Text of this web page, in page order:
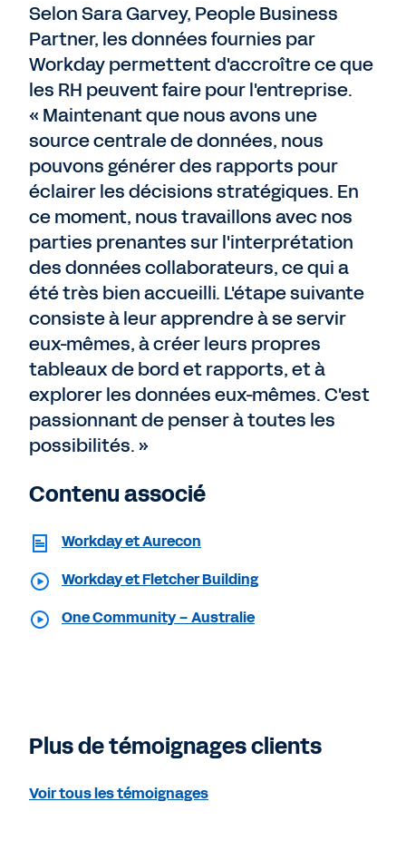
Selon Sara Garvey, People Business
Partner, les données fournies par
Workday permettent d'accroître ce que
les RH peuvent faire pour l'entreprise.
« Maintenant que nous avons une
source centrale de données, nous
pouvons générer des rapports pour
éclairer les décisions stratégiques. En
ce moment, nous travaillons avec nos
parties prenantes sur l'interprétation
des données collaborateurs, ce qui a
été très bien accueilli. L'étape suivante
consiste à leur apprendre à se servir
eux-mêmes, à créer leurs propres
tableaux de bord et rapports, et à
explorer les données eux-mêmes. C'est
passionnant de penser à toutes les
possibilités. »
Contenu associé
Workday et Aurecon
Workday et Fletcher Building
One Community – Australie
Plus de témoignages clients
Voir tous les témoignages